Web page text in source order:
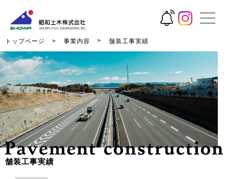
トップページ 事業内容 舗装工事実績
舗装工事実績